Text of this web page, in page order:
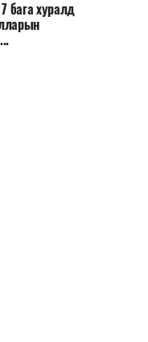
бага хуралд